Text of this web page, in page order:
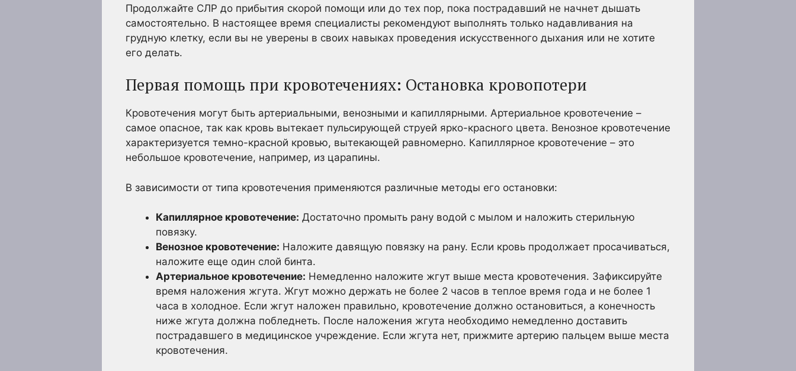
Продолжайте СЛР до прибытия скорой помощи или до тех пор, пока пострадавший не начнет дышать
самостоятельно. В настоящее время специалисты рекомендуют выполнять только надавливания на
грудную клетку, если вы не уверены в своих навыках проведения искусственного дыхания или не хотите
его делать.
Первая помощь при кровотечениях: Остановка кровопотери
Кровотечения могут быть артериальными, венозными и капиллярными. Артериальное кровотечение –
самое опасное, так как кровь вытекает пульсирующей струей ярко-красного цвета. Венозное кровотечение
характеризуется темно-красной кровью, вытекающей равномерно. Капиллярное кровотечение – это
небольшое кровотечение, например, из царапины.
В зависимости от типа кровотечения применяются различные методы его остановки:
Капиллярное кровотечение: Достаточно промыть рану водой с мылом и наложить стерильную
повязку.
Венозное кровотечение: Наложите давящую повязку на рану. Если кровь продолжает просачиваться,
наложите еще один слой бинта.
Артериальное кровотечение: Немедленно наложите жгут выше места кровотечения. Зафиксируйте
время наложения жгута. Жгут можно держать не более 2 часов в теплое время года и не более 1
часа в холодное. Если жгут наложен правильно, кровотечение должно остановиться, а конечность
ниже жгута должна побледнеть. После наложения жгута необходимо немедленно доставить
пострадавшего в медицинское учреждение. Если жгута нет, прижмите артерию пальцем выше места
кровотечения.